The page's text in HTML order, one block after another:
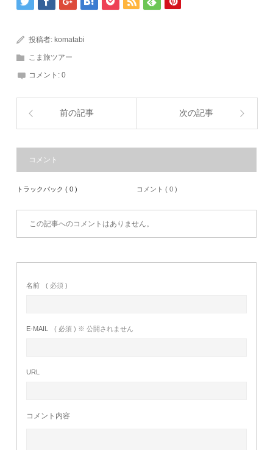
投稿者: komatabi
こま旅ツアー
コメント:0
前の記事 次の記事
コメント
トラックバック ( 0 ) コメント ( 0 )
この記事へのコメントはありません。
名前 ( 必須 )
E-MAIL ( 必須 ) ※ 公開されません
URL
コメント内容